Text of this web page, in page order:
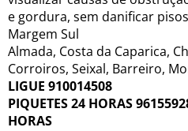
e gordura, sem danificar
Margem Sul
Almada, Costa da Caparica,
Corroiros, Seixal, Barreiro,
LIGUE 910014508
PIQUETES 24 HORAS
HORAS